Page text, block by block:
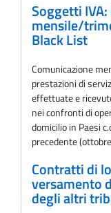
Soggetti
mensile/
Black List
Comunicazione
prestazioni di
effettuate e
nei confronti di
domicilio in Paesi
precedente
Contratti di
versamento
degli altri